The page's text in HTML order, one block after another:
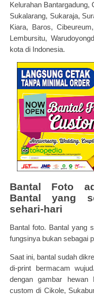
Kelurahan
Sukalarang, Sukaraja,
Kiara, Baros,
Lembursitu,
kota di Indonesia.
Bantal Foto
Bantal yang
sehari-hari
Bantal foto. Bantal yang
fungsinya bukan sebagai
Saat ini, bantal sudah
di-print bermacam
dengan gambar hewan
custom di Cikole,